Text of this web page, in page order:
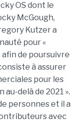
OS dont le
McGough,
Kutzer a
pour «
de poursuivre
à assurer
pour les
delà de 2021 ».
personnes et il a
avec